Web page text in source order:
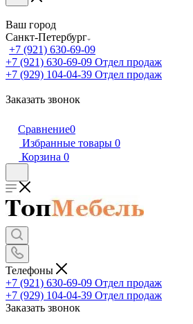
Ваш город
Санкт-Петербург
+7 (921) 630-69-09
+7 (921) 630-69-09 Отдел продаж
+7 (929) 104-04-39 Отдел продаж
Заказать звонок
Сравнение0
Избранные товары 0
Корзина 0
Телефоны
+7 (921) 630-69-09 Отдел продаж
+7 (929) 104-04-39 Отдел продаж
Заказать звонок